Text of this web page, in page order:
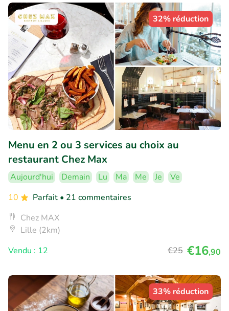
32% réduction
Menu en 2 ou 3 services au choix au
restaurant Chez Max
Aujourd'hui Demain Lu Ma Me Je
Ve
10
Parfait • 21 commentaires
Chez MAX
Lille (2km)
Vendu : 12
€25 €16,90
33% réduction